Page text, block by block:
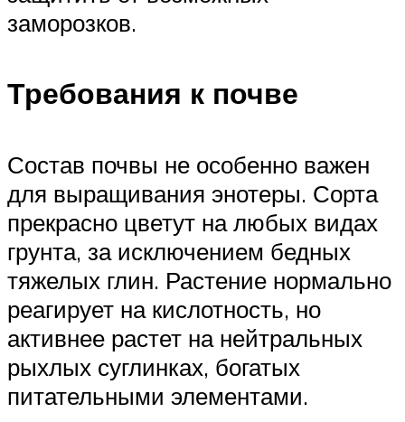
заморозков.
Требования к почве
Состав почвы не особенно важен
для выращивания энотеры. Сорта
прекрасно цветут на любых видах
грунта, за исключением бедных
тяжелых глин. Растение нормально
реагирует на кислотность, но
активнее растет на нейтральных
рыхлых суглинках, богатых
питательными элементами.